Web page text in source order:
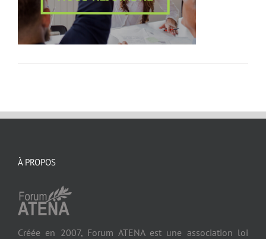
À PROPOS
Créée en 2007, Forum ATENA est une association loi